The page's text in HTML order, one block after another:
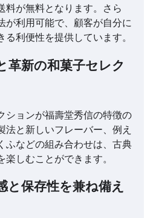
料が無料となります。さら
が利用可能で、顧客が自分に
利便性を提供しています。
革新の和菓子セレク
ションが福壽堂秀信の特徴の
法と新しいフレーバー、例え
ふなどの組み合わせは、古典
しむことができます。
と保存性を兼ね備え